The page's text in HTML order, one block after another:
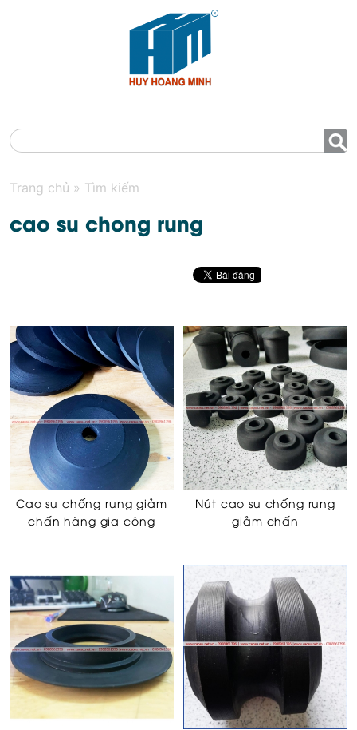
Trang chủ » Tìm kiếm
cao su chong rung
Cao su chống rung giảm
chấn hàng gia công
Nút cao su chống rung
giảm chấn